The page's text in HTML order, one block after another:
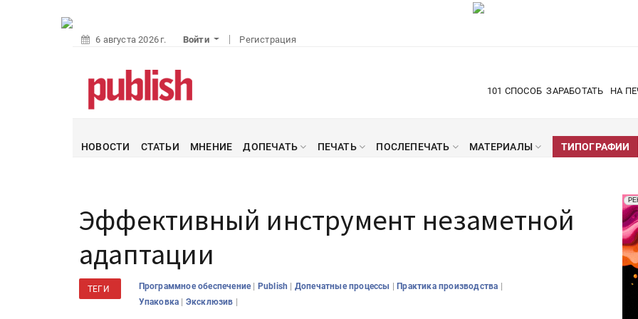
6 августа 2026 г. Войти Регистрация
101 СПОСОБ ЗАРАБОТАТЬ НА
НОВОСТИ СТАТЬИ МНЕНИЕ ДОПЕЧАТЬ ПЕЧАТЬ ПОСЛЕПЕЧАТЬ МАТЕРИАЛЫ ТИПОГРАФИИ
Эффективный инструмент незаметной
адаптации
ТЕГИ Программное обеспечение | Publish | Допечатные процессы |Практика производства |
Упаковка | Эксклюзив |